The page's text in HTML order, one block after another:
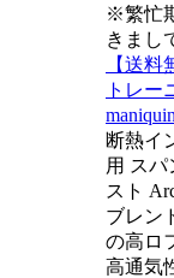
※繁忙
きまし
【送
トレー
断熱イ
用 ス
スト
ブレン
の高ロ
高通気